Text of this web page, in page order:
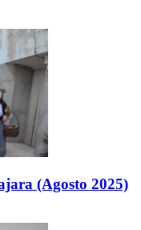
(Agosto 2025)